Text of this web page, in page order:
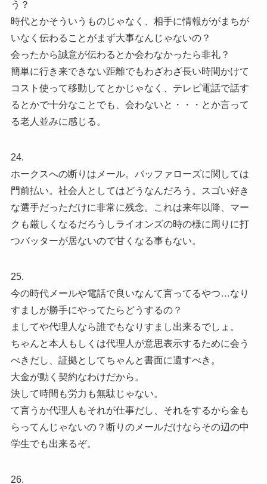
う？
時代とかそういうものじゃなく、相手に情報ががまちが
いなく伝わることがまず大事なんじゃないの？
会ったから誠意が伝わるとか会わなかったら非礼？
簡単に行き来できない距離でもわざわざ長い時間かけて
コスト使って移動してとかじゃなく、テレビ電話で話す
るとかで十分なことでも、会わないと・・・とか言って
る老人並みに感じる。
24.
ホークスへの断りはメール。バッファローズに関しては
門前払い。社会人としてはどうなんだろう。スゴい好き
な選手だっただけに非常に残念。これは来年以降、マー
クも厳しくなるだろうしライオンズの時の様に周りに打
つバッターが居ないので甘くなる事もない。
25.
今の時代メールや電話で良いなんて言ってるやつ…なり
すましが勝手にやってたらどうするの？
ましてや代理人なら誰でもなりすまし出来るでしょ。
ちゃんと本人もしくは代理人が意思表示するために会う
べきだし、証拠としてちゃんと書面に遺すべき。
大金が動く契約なわけだから。
決して時間も労力も無駄じゃない。
て言うか代理人もそれが仕事だし、それをするから金も
らってんじゃないの？断りのメールだけならその辺の中
学生でも出来るぞ。
26.